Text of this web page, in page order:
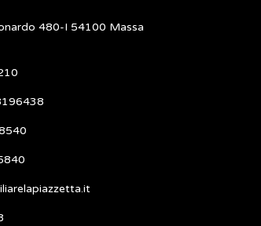
480-I 54100 Massa